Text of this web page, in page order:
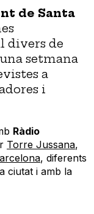
de Santa
divers de
setmana
a
i
Ràdio
Torre Jussana,
, diferents
ciutat i amb la